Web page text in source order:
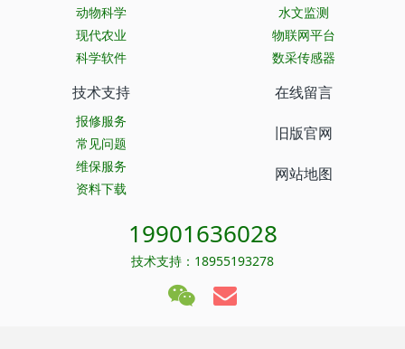
动物科学
现代农业
科学软件
水文监测
物联网平台
数采传感器
技术支持
报修服务
常见问题
维保服务
资料下载
在线留言
旧版官网
网站地图
19901636028
技术支持：18955193278